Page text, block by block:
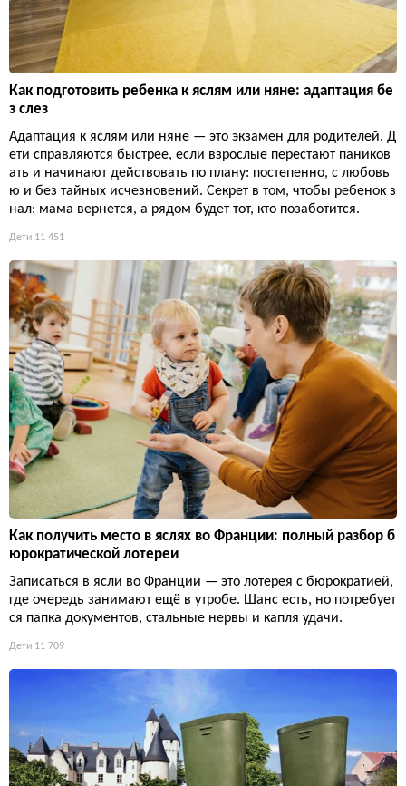
Как подготовить ребенка к яслям или няне: адаптация бе
з слез
Адаптация к яслям или няне — это экзамен для родителей. Д
ети справляются быстрее, если взрослые перестают паников
ать и начинают действовать по плану: постепенно, с любовь
ю и без тайных исчезновений. Секрет в том, чтобы ребенок з
нал: мама вернется, а рядом будет тот, кто позаботится.
Дети 11 451
Как получить место в яслях во Франции: полный разбор б
юрократической лотереи
Записаться в ясли во Франции — это лотерея с бюрократией,
где очередь занимают ещё в утробе. Шанс есть, но потребует
ся папка документов, стальные нервы и капля удачи.
Дети 11 709